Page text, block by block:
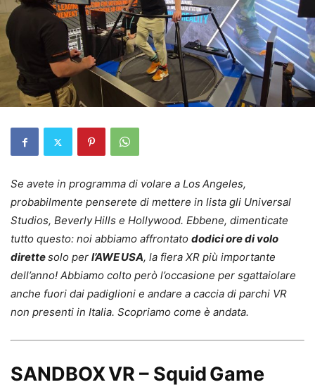
Se avete in programma di volare a Los Angeles,
probabilmente penserete di mettere in lista gli Universal
Studios, Beverly Hills e Hollywood. Ebbene, dimenticate
tutto questo: noi abbiamo affrontato dodici ore di volo
direttesolo per l’AWE USA, la fiera XR più importante
dell’anno! Abbiamo colto però l’occasione per sgattaiolare
anche fuori dai padiglioni e andare a caccia di parchi VR
non presenti in Italia. Scopriamo come è andata.
SANDBOX VR – Squid Game